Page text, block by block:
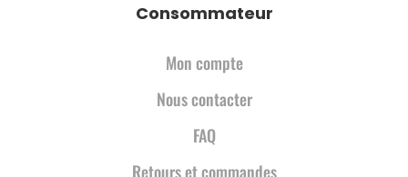
Consommateur
Mon compte
Nous contacter
FAQ
Retours et commandes